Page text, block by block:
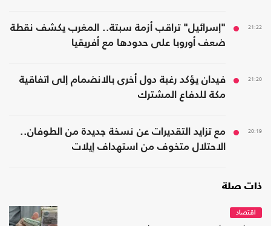
21:22
"إسرائيل" تراقب أزمة سبتة.. المغرب يكشف نقطة
ضعف أوروبا على حدودها مع أفريقيا
21:20
فيدان يؤكد رغبة دول أخرى بالانضمام إلى اتفاقية
مكة للدفاع المشترك
20:19
مع تزايد التقديرات عن نسخة جديدة من الطوفان..
الاحتلال متخوف من استهداف إيلات
ذات صلة
اقتصاد